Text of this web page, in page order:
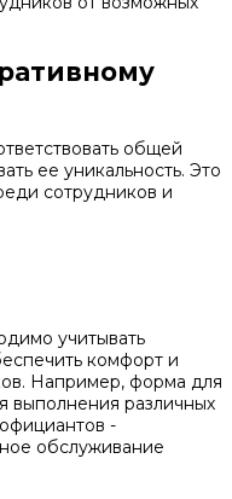
общей
ее уникальность. Это
сотрудников и
учитывать
комфорт и
Например, форма для
выполнения различных
-
обслуживание